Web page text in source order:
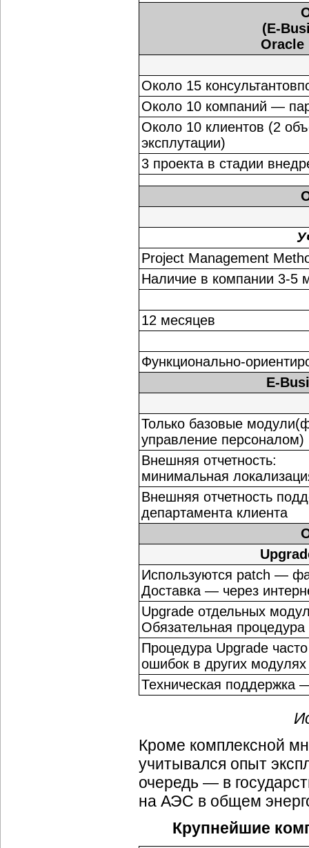
(E-
Oracle
Около 15
Около 10 компаний —
Около 10 клиентов (2
эксплутации)
3 проекта в стадии
Project Management
Наличие в компании 3-5
12 месяцев
Функционально-
E-
Только базовые
управление персоналом)
Внешняя отчетность:
минимальная
Внешняя отчетность
департамента клиента
Используются patch —
Доставка — через
Upgrade отдельных
Обязательная процедура
Процедура Upgrade
ошибок в других модулях
Техническая поддержка
Кроме комплексной
учитывался опыт
очередь — в
на АЭС в общем
Крупнейшие